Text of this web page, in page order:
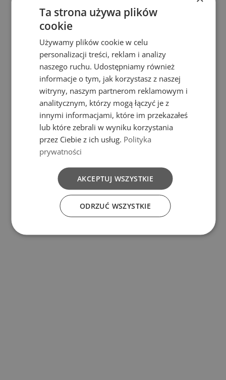
Ta strona używa plików
cookie
Używamy plików cookie w celu
personalizacji treści, reklam i analizy
naszego ruchu. Udostępniamy również
informacje o tym, jak korzystasz z naszej
witryny, naszym partnerom reklamowym i
analitycznym, którzy mogą łączyć je z
innymi informacjami, które im przekazałeś
lub które zebrali w wyniku korzystania
przez Ciebie z ich usług. Polityka
prywatności
AKCEPTUJ WSZYSTKIE
ODRZUĆ WSZYSTKIE